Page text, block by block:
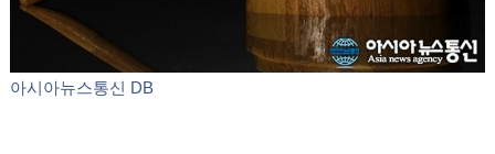
아시아뉴스통신 DB